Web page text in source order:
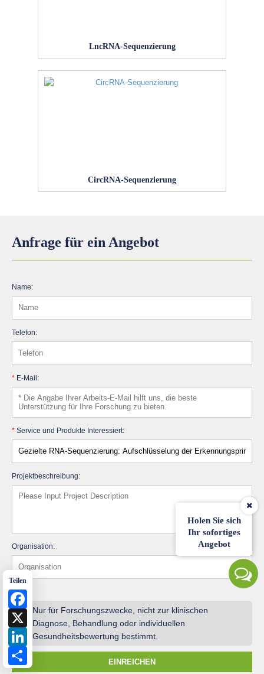
Holen Sie sich
Ihr sofortiges
Angebot
Teilen
LinkedIn
Share
LncRNA-Sequenzierung
CircRNA-Sequenzierung
Anfrage für ein Angebot
Name:
Telefon:
* E-Mail:
* Service und Produkte Interessiert:
Projektbeschreibung:
Organisation:
!
Nur für Forschungszwecke, nicht zur klinischen
Diagnose, Behandlung oder individuellen
Gesundheitsbewertung bestimmt.
EINREICHEN